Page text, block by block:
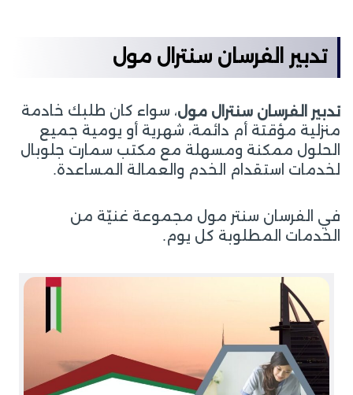
تدبير الفرسان سنترال مول
تدبير الفرسان سنترال مول، سواء كان طلبك خادمة
منزلية مؤقتة أم دائمة، شهرية أو يومية جميع
الحلول ممكنة ومسهلة مع مكتب سمارت جلوبال
لخدمات استقدام الخدم والعمالة المساعدة.
في الفرسان سنتر مول مجموعة غنيّة من
الخدمات المطلوبة كل يوم.